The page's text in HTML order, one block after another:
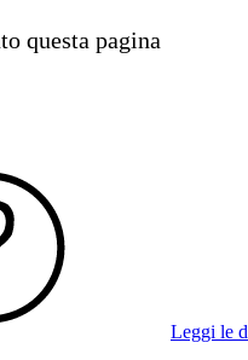
questa pagina
Leggi le